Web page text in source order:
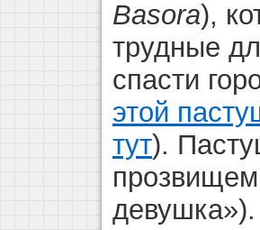
Basora),
трудные
спасти
этой
тут).